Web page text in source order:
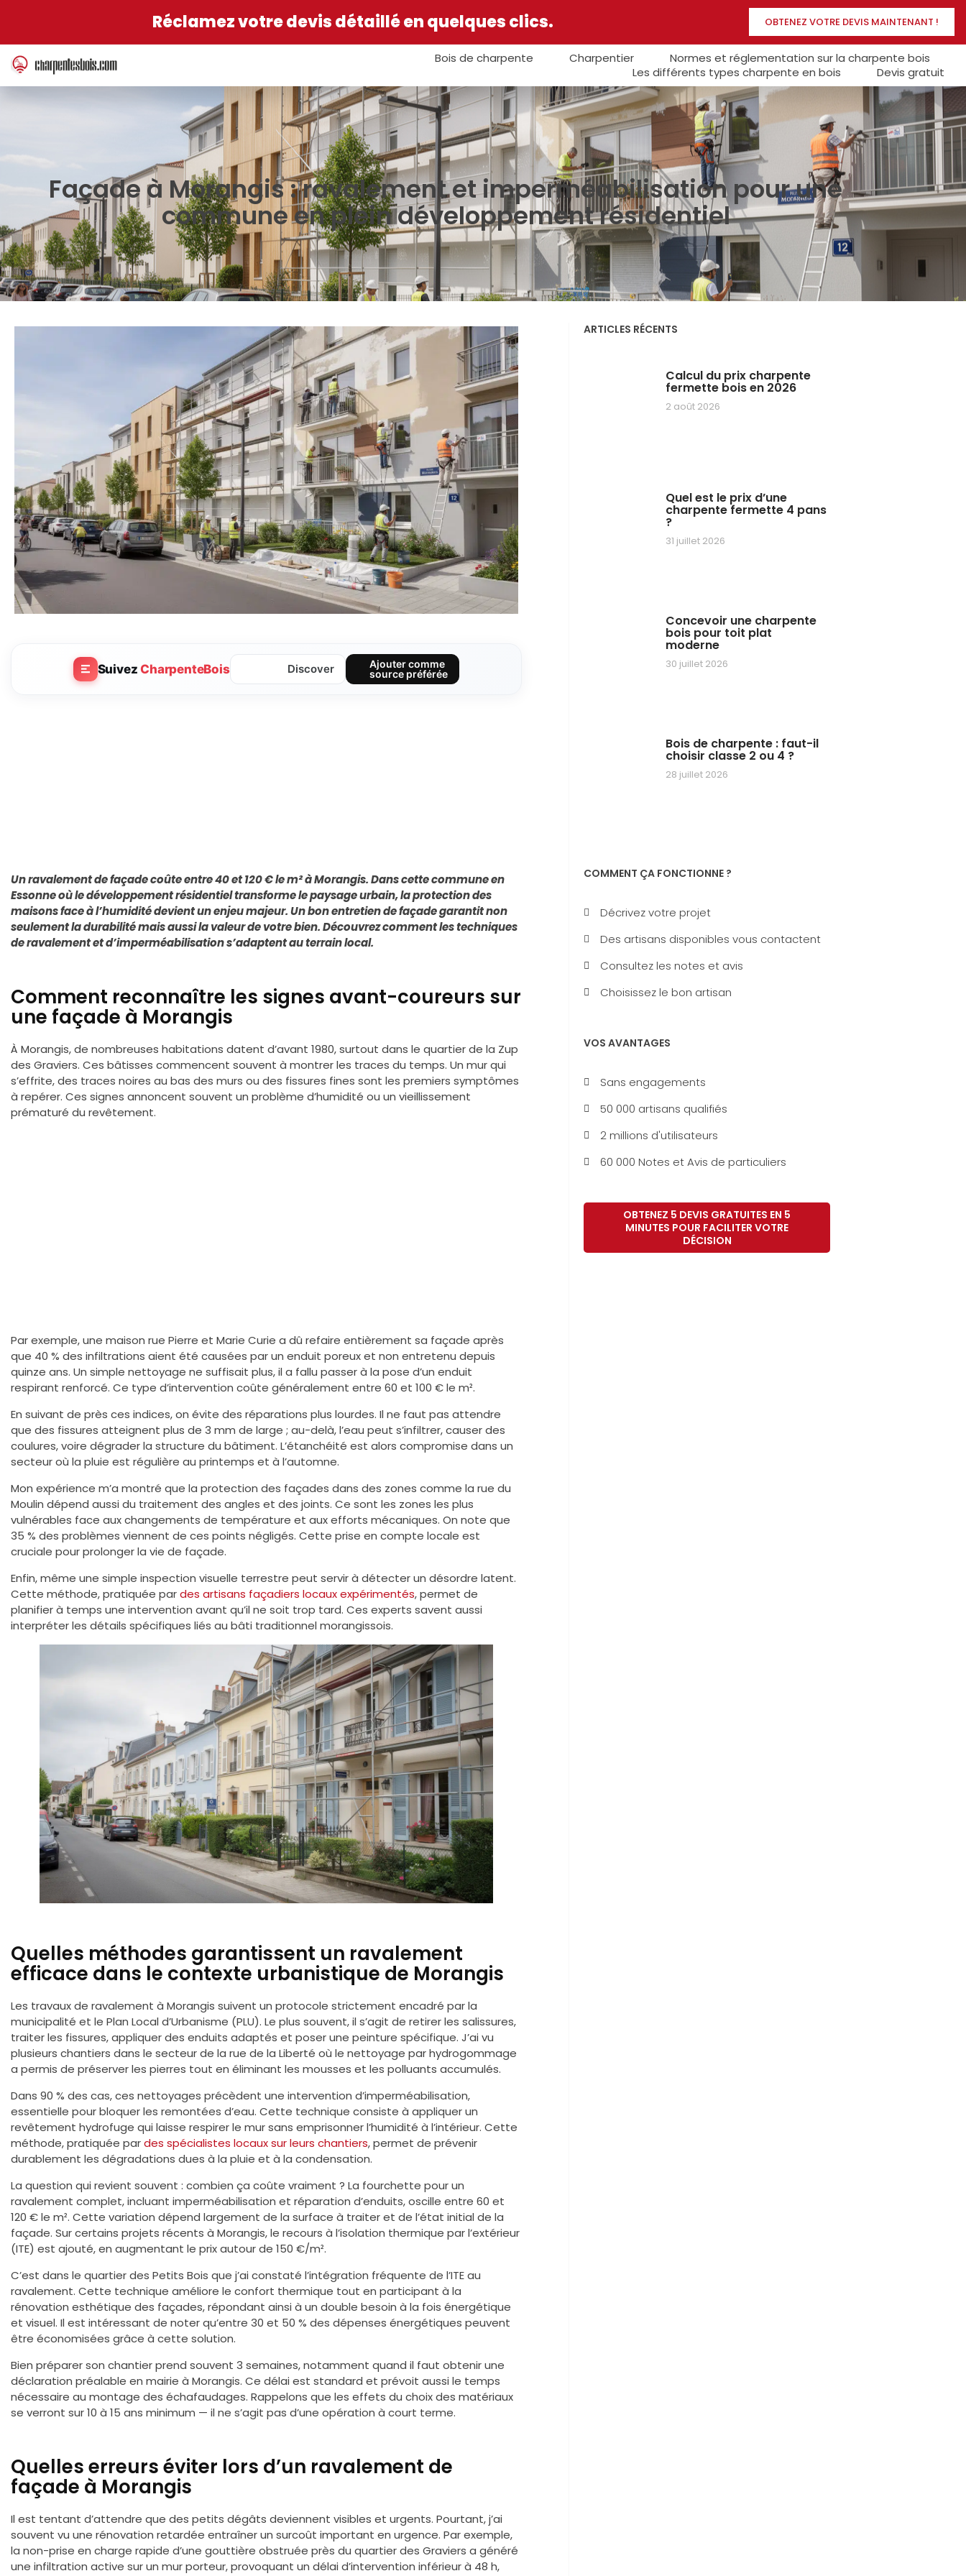
Réclamez votre devis détaillé en quelques clics. OBTENEZ VOTRE DEVIS MAINTENANT !
Bois de charpente Charpentier
Normes et réglementation sur la charpente bois
Les différents types charpente en bois
Devis gratuit
Façade à Morangis : ravalement et imperméabilisation pour une
commune en plein développement résidentiel
SuivezCharpenteBois Discover
Ajouter comme
source préférée
Un ravalement de façade coûte entre 40 et 120 € le m² à Morangis. Dans cette commune en
Essonne où le développement résidentiel transforme le paysage urbain, la protection des
maisons face à l’humidité devient un enjeu majeur. Un bon entretien de façade garantit non
seulement la durabilité mais aussi la valeur de votre bien. Découvrez comment les techniques
de ravalement et d’imperméabilisation s’adaptent au terrain local.
Comment reconnaître les signes avant-coureurs sur
une façade à Morangis
À Morangis, de nombreuses habitations datent d’avant 1980, surtout dans le quartier de la Zup
des Graviers. Ces bâtisses commencent souvent à montrer les traces du temps. Un mur qui
s’effrite, des traces noires au bas des murs ou des fissures fines sont les premiers symptômes
à repérer. Ces signes annoncent souvent un problème d’humidité ou un vieillissement
prématuré du revêtement.
Par exemple, une maison rue Pierre et Marie Curie a dû refaire entièrement sa façade après
que 40 % des infiltrations aient été causées par un enduit poreux et non entretenu depuis
quinze ans. Un simple nettoyage ne suffisait plus, il a fallu passer à la pose d’un enduit
respirant renforcé. Ce type d’intervention coûte généralement entre 60 et 100 € le m².
En suivant de près ces indices, on évite des réparations plus lourdes. Il ne faut pas attendre
que des fissures atteignent plus de 3 mm de large ; au-delà, l’eau peut s’infiltrer, causer des
coulures, voire dégrader la structure du bâtiment. L’étanchéité est alors compromise dans un
secteur où la pluie est régulière au printemps et à l’automne.
Mon expérience m’a montré que la protection des façades dans des zones comme la rue du
Moulin dépend aussi du traitement des angles et des joints. Ce sont les zones les plus
vulnérables face aux changements de température et aux efforts mécaniques. On note que
35 % des problèmes viennent de ces points négligés. Cette prise en compte locale est
cruciale pour prolonger la vie de façade.
Enfin, même une simple inspection visuelle terrestre peut servir à détecter un désordre latent.
Cette méthode, pratiquée pardes artisans façadiers locaux expérimentés, permet de
planifier à temps une intervention avant qu’il ne soit trop tard. Ces experts savent aussi
interpréter les détails spécifiques liés au bâti traditionnel morangissois.
Quelles méthodes garantissent un ravalement
efficace dans le contexte urbanistique de Morangis
Les travaux de ravalement à Morangis suivent un protocole strictement encadré par la
municipalité et le Plan Local d’Urbanisme (PLU). Le plus souvent, il s’agit de retirer les salissures,
traiter les fissures, appliquer des enduits adaptés et poser une peinture spécifique. J’ai vu
plusieurs chantiers dans le secteur de la rue de la Liberté où le nettoyage par hydrogommage
a permis de préserver les pierres tout en éliminant les mousses et les polluants accumulés.
Dans 90 % des cas, ces nettoyages précèdent une intervention d’imperméabilisation,
essentielle pour bloquer les remontées d’eau. Cette technique consiste à appliquer un
revêtement hydrofuge qui laisse respirer le mur sans emprisonner l’humidité à l’intérieur. Cette
méthode, pratiquée pardes spécialistes locaux sur leurs chantiers, permet de prévenir
durablement les dégradations dues à la pluie et à la condensation.
La question qui revient souvent : combien ça coûte vraiment ? La fourchette pour un
ravalement complet, incluant imperméabilisation et réparation d’enduits, oscille entre 60 et
120 € le m². Cette variation dépend largement de la surface à traiter et de l’état initial de la
façade. Sur certains projets récents à Morangis, le recours à l’isolation thermique par l’extérieur
(ITE) est ajouté, en augmentant le prix autour de 150 €/m².
C’est dans le quartier des Petits Bois que j’ai constaté l’intégration fréquente de l’ITE au
ravalement. Cette technique améliore le confort thermique tout en participant à la
rénovation esthétique des façades, répondant ainsi à un double besoin à la fois énergétique
et visuel. Il est intéressant de noter qu’entre 30 et 50 % des dépenses énergétiques peuvent
être économisées grâce à cette solution.
Bien préparer son chantier prend souvent 3 semaines, notamment quand il faut obtenir une
déclaration préalable en mairie à Morangis. Ce délai est standard et prévoit aussi le temps
nécessaire au montage des échafaudages. Rappelons que les effets du choix des matériaux
se verront sur 10 à 15 ans minimum — il ne s’agit pas d’une opération à court terme.
Quelles erreurs éviter lors d’un ravalement de
façade à Morangis
Il est tentant d’attendre que des petits dégâts deviennent visibles et urgents. Pourtant, j’ai
souvent vu une rénovation retardée entraîner un surcoût important en urgence. Par exemple,
la non-prise en charge rapide d’une gouttière obstruée près du quartier des Graviers a généré
une infiltration active sur un mur porteur, provoquant un délai d’intervention inférieur à 48 h,
ARTICLES RÉCENTS
Calcul du prix charpente
fermette bois en 2026
2 août 2026
Quel est le prix d’une
charpente fermette 4 pans
?
31 juillet 2026
Concevoir une charpente
bois pour toit plat
moderne
30 juillet 2026
Bois de charpente : faut-il
choisir classe 2 ou 4 ?
28 juillet 2026
COMMENT ÇA FONCTIONNE ?
Décrivez votre projet
Des artisans disponibles vous contactent
Consultez les notes et avis
Choisissez le bon artisan
VOS AVANTAGES
Sans engagements
50 000 artisans qualifiés
2 millions d'utilisateurs
60 000 Notes et Avis de particuliers
OBTENEZ 5 DEVIS GRATUITES EN 5
MINUTES POUR FACILITER VOTRE
DÉCISION